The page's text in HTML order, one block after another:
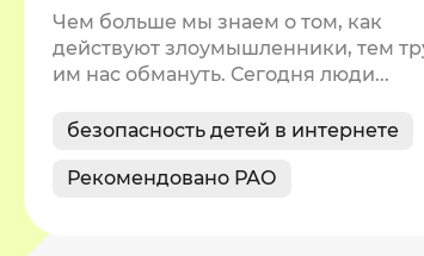
Чем больше мы знаем о том, как
действуют злоумышленники, тем
им нас обмануть. Сегодня люди...
безопасность детей в интернете
Рекомендовано РАО